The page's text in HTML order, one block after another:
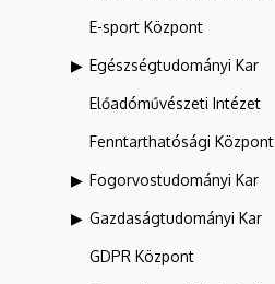
E-sport Központ
Egészségtudományi Kar
Előadóművészeti Intézet
Fenntarthatósági Központ
Fogorvostudományi Kar
Gazdaságtudományi Kar
GDPR Központ